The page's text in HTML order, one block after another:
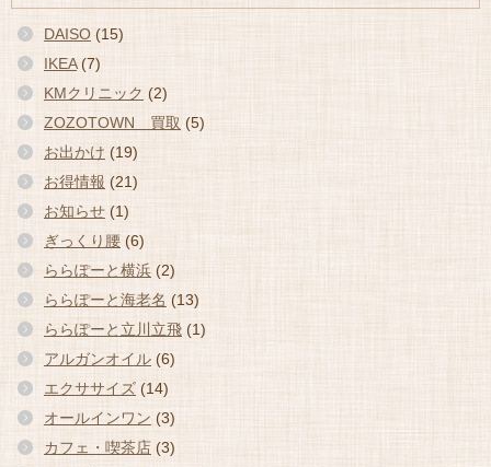
DAISO (15)
IKEA(7)
KMクリニック (2)
ZOZOTOWN 買取 (5)
お出かけ (19)
お得情報 (21)
お知らせ (1)
ぎっくり腰 (6)
ららぽーと横浜 (2)
ららぽーと海老名 (13)
ららぽーと立川立飛 (1)
アルガンオイル (6)
エクササイズ (14)
オールインワン (3)
カフェ・喫茶店 (3)